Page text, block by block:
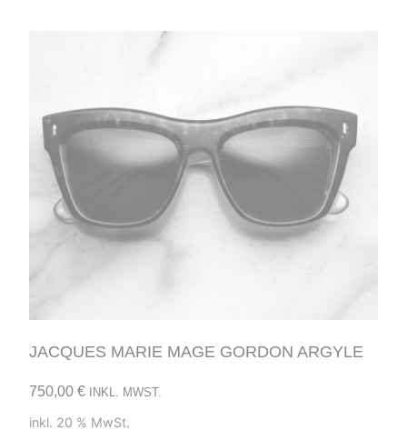
JACQUES MARIE MAGE GORDON ARGYLE
750,00 € INKL. MWST.
inkl. 20 % MwSt.